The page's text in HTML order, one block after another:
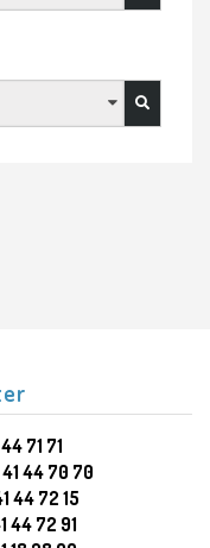
71 71
44 70 70
44 72 15
44 72 91